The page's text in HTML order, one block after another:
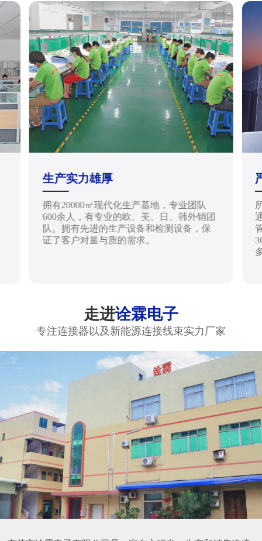
生产实力雄厚
拥有20000㎡现代化生产基地，专业团队
600余人，有专业的欧、美、日、韩外销团
队。拥有先进的生产设备和检测设备，保
证了客户对量与质的需求。
走进诠霖电子
专注连接器以及新能源连接线束实力厂家